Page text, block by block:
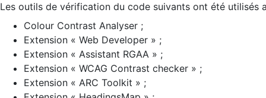
Les outils de vérification du code suivants ont été utilisés
Colour Contrast Analyser ;
Extension « Web Developer » ;
Extension « Assistant RGAA » ;
Extension « WCAG Contrast checker » ;
Extension « ARC Toolkit » ;